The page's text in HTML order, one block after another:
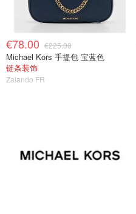
€78.00 €225.00
Michael Kors 手提包 宝蓝色
链条装饰
Zalando FR